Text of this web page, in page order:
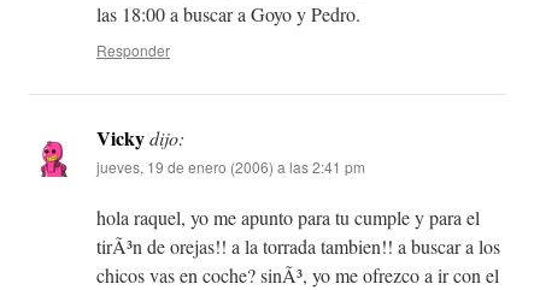
las 18:00 a buscar a Goyo y Pedro.
Responder
Vickydijo:
jueves, 19 de enero (2006) a las 2:41 pm
hola raquel, yo me apunto para tu cumple y para el
tirÃ³n de orejas!! a la torrada tambien!! a buscar a los
chicos vas en coche? sinÃ³, yo me ofrezco a ir con el